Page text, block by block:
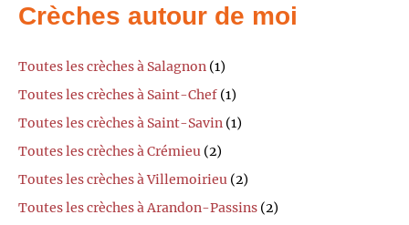
Crèches autour de moi
Toutes les crèches à Salagnon (1)
Toutes les crèches à Saint-Chef (1)
Toutes les crèches à Saint-Savin (1)
Toutes les crèches à Crémieu (2)
Toutes les crèches à Villemoirieu (2)
Toutes les crèches à Arandon-Passins (2)